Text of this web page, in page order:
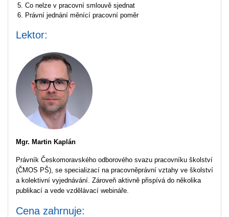
Co nelze v pracovní smlouvě sjednat
Právní jednání měnící pracovní poměr
Lektor:
Mgr. Martin Kaplán
Právník Českomoravského odborového svazu pracovníku školství
(ČMOS PŠ), se specializací na pracovněprávní vztahy ve školství
a kolektivní vyjednávání. Zároveň aktivně přispívá do několika
publikací a vede vzdělávací webináře.
Cena zahrnuje: